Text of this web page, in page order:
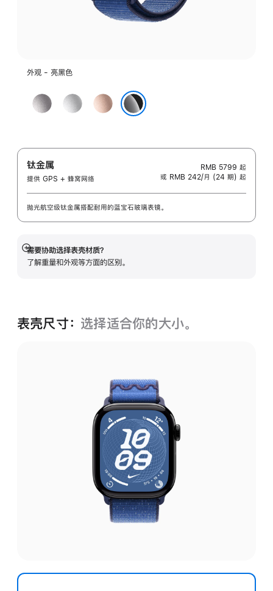
外观 - 亮黑色
深
空
色
银
玫
瑰
色
钛金属
提供 GPS + 蜂窝网络
RMB 5799 起
或 RMB 242/月 (24 期) 起
抛光航空级钛金属搭配耐用的蓝宝石玻璃表镜。
需要协助选择表壳材质？
了解重量和外观等方面的区别。
展
开
表壳尺寸： 选择适合你的大小。